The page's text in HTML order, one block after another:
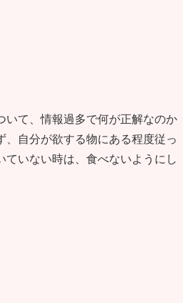
いて、情報過多で何が正解なのか
自分が欲する物にある程度従っ
いない時は、食べないようにし